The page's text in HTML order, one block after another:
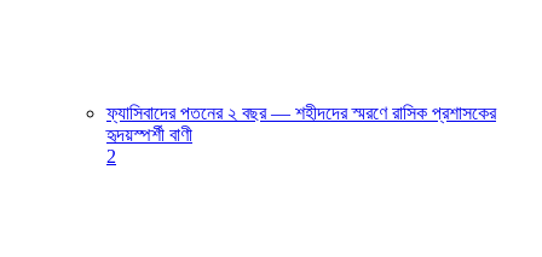
ফ্যাসিবাদের পতনের ২ বছর — শহীদদের স্মরণে রাসিক প্রশাসকের
হৃদয়স্পর্শী বাণী
2